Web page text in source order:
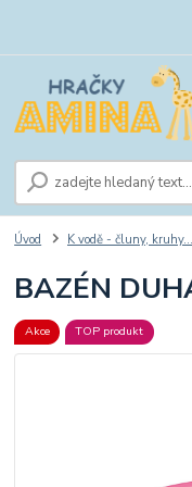
Úvod K vodě - čluny, kruhy...
BAZÉN
Akce TOP produkt